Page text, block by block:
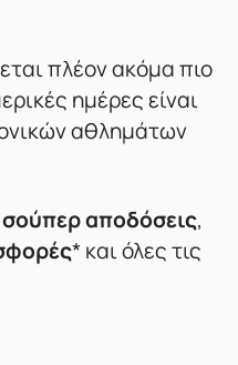
πλέον ακόμα πιο
ημέρες είναι
αθλημάτων
σούπερ αποδόσεις,
* και όλες τις